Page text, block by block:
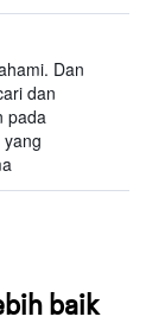
Dan
dan
pada
baik